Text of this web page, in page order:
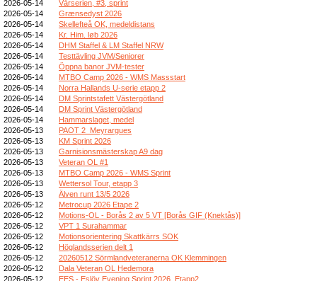
2026-05-14
Vårserien, #3, sprint
2026-05-14
Grænsedyst 2026
2026-05-14
Skellefteå OK, medeldistans
2026-05-14
Kr. Him. løb 2026
2026-05-14
DHM Staffel & LM Staffel NRW
2026-05-14
Testtävling JVM/Seniorer
2026-05-14
Öppna banor JVM-tester
2026-05-14
MTBO Camp 2026 - WMS Massstart
2026-05-14
Norra Hallands U-serie etapp 2
2026-05-14
DM Sprintstafett Västergötland
2026-05-14
DM Sprint Västergötland
2026-05-14
Hammarslaget, medel
2026-05-13
PAOT 2_Meyrargues
2026-05-13
KM Sprint 2026
2026-05-13
Garnisionsmästerskap A9 dag
2026-05-13
Veteran OL #1
2026-05-13
MTBO Camp 2026 - WMS Sprint
2026-05-13
Wettersol Tour, etapp 3
2026-05-13
Älven runt 13/5 2026
2026-05-12
Metrocup 2026 Etape 2
2026-05-12
Motions-OL - Borås 2 av 5 VT [Borås GIF (Knektås)]
2026-05-12
VPT 1 Surahammar
2026-05-12
Motionsorientering Skattkärrs SOK
2026-05-12
Höglandsserien delt 1
2026-05-12
20260512 Sörmlandveteranerna OK Klemmingen
2026-05-12
Dala Veteran OL Hedemora
2026-05-12
EES - Eslöv Evening Sprint 2026. Etapp2